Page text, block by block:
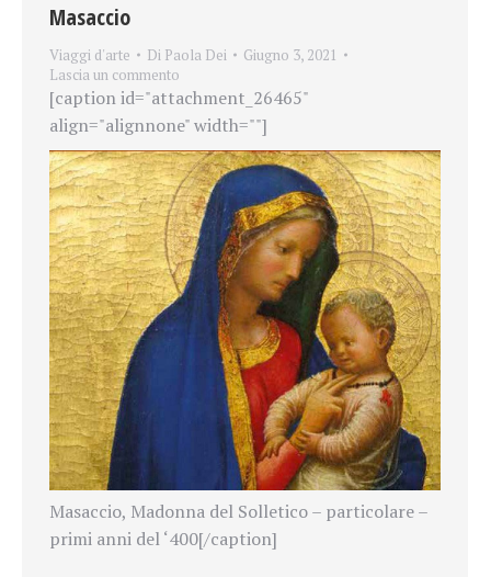
Masaccio
Viaggi d'arte Di Paola Dei
Giugno 3, 2021
Lascia un commento
[caption id="attachment_26465"
align="alignnone" width=""]
Masaccio, Madonna del Solletico – particolare –
primi anni del ‘400[/caption]